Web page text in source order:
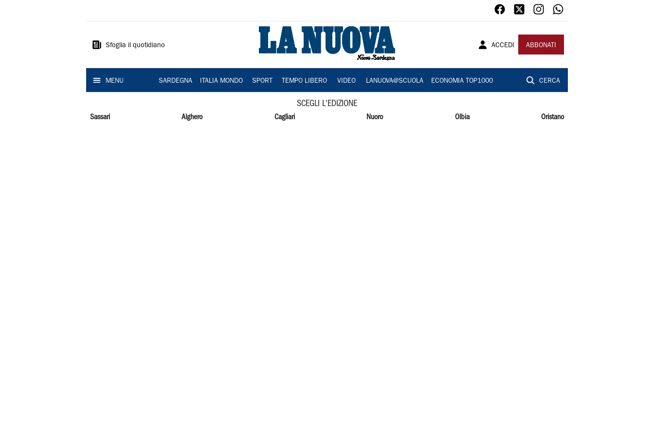
Sardegna
Sfoglia il quotidiano ACCEDI ABBONATI
MENU SARDEGNA ITALIA MONDO SPORT TEMPO LIBERO VIDEO LANUOVA@SCUOLA ECONOMIA TOP1000 CERCA
SCEGLI L'EDIZIONE
Sassari Alghero Cagliari Nuoro Olbia Oristano